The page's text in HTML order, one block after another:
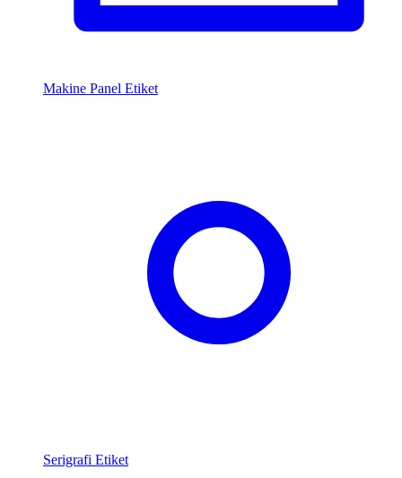
Makine Panel Etiket
Serigrafi Etiket